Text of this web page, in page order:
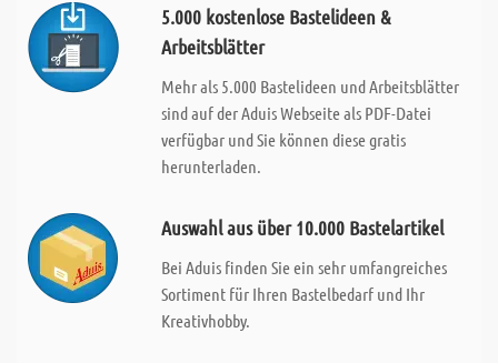
5.000 kostenlose Bastelideen &
Arbeitsblätter
Mehr als 5.000 Bastelideen und Arbeitsblätter
sind auf der Aduis Webseite als PDF-Datei
verfügbar und Sie können diese gratis
herunterladen.
Auswahl aus über 10.000 Bastelartikel
Bei Aduis finden Sie ein sehr umfangreiches
Sortiment für Ihren Bastelbedarf und Ihr
Kreativhobby.